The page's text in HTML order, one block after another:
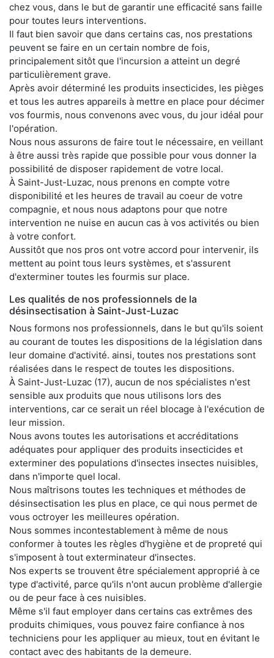
chez vous, dans le but de garantir une efficacité sans faille
pour toutes leurs interventions.
Il faut bien savoir que dans certains cas, nos prestations
peuvent se faire en un certain nombre de fois,
principalement sitôt que l'incursion a atteint un degré
particulièrement grave.
Après avoir déterminé les produits insecticides, les pièges
et tous les autres appareils à mettre en place pour décimer
vos fourmis, nous convenons avec vous, du jour idéal pour
l'opération.
Nous nous assurons de faire tout le nécessaire, en veillant
à être aussi très rapide que possible pour vous donner la
possibilité de disposer rapidement de votre local.
À Saint-Just-Luzac, nous prenons en compte votre
disponibilité et les heures de travail au coeur de votre
compagnie, et nous nous adaptons pour que notre
intervention ne nuise en aucun cas à vos activités ou bien
à votre confort.
Aussitôt que nos pros ont votre accord pour intervenir, ils
mettent au point tous leurs systèmes, et s'assurent
d'exterminer toutes les fourmis sur place.
Les qualités de nos professionnels de la
désinsectisation à Saint-Just-Luzac
Nous formons nos professionnels, dans le but qu'ils soient
au courant de toutes les dispositions de la législation dans
leur domaine d'activité. ainsi, toutes nos prestations sont
réalisées dans le respect de toutes les dispositions.
À Saint-Just-Luzac (17), aucun de nos spécialistes n'est
sensible aux produits que nous utilisons lors des
interventions, car ce serait un réel blocage à l'exécution de
leur mission.
Nous avons toutes les autorisations et accréditations
adéquates pour appliquer des produits insecticides et
exterminer des populations d'insectes insectes nuisibles,
dans n'importe quel local.
Nous maîtrisons toutes les techniques et méthodes de
désinsectisation les plus en place, ce qui nous permet de
vous octroyer les meilleures opération.
Nous sommes incontestablement à même de nous
conformer à toutes les règles d'hygiène et de propreté qui
s'imposent à tout exterminateur d'insectes.
Nos experts se trouvent être spécialement approprié à ce
type d'activité, parce qu'ils n'ont aucun problème d'allergie
ou de peur face à ces nuisibles.
Même s'il faut employer dans certains cas extrêmes des
produits chimiques, vous pouvez faire confiance à nos
techniciens pour les appliquer au mieux, tout en évitant le
contact avec des habitants de la demeure.